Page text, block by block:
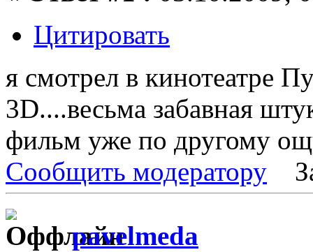
Цитировать
я смотрел в кинотеатре
3D....весьма забавная
фильм уже по другому
Сообщить модератору
pavelmeda